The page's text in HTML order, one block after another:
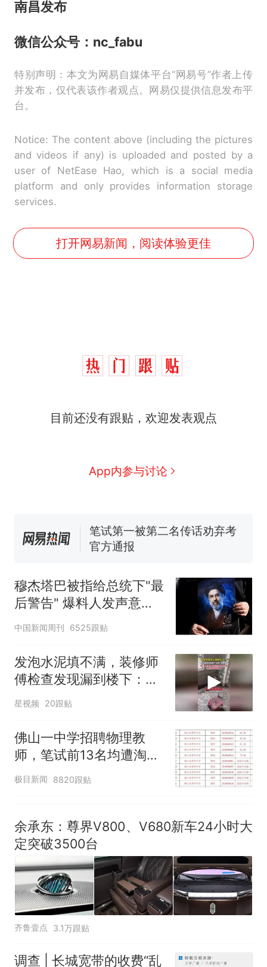
南昌发布
微信公众号：nc_fabu
特别声明：本文为网易自媒体平台“网易号”作者上传
并发布，仅代表该作者观点。网易仅提供信息发布平
台。
Notice: The content above (including the pictures
and videos if any) is uploaded and posted by a
user of NetEase Hao, which is a social media
platform and only provides information storage
services.
打开网易新闻，阅读体验更佳
目前还没有跟贴，欢迎发表观点
App内参与讨论
因老师一句“跟我回家”改写了
协会回应
台风"白海豚"中心附近最大风
力已达15级 最新研判
已叫停招聘，成立调查组全面
核查
笔试第一被第二名传话劝弃考
官方通报
43.98万起
热 那个在床头放菜刀的女孩，
因老师一句“跟我回家”改写了
人生
穆杰塔巴被指给总统下"最
后警告" 爆料人发声意味
深长
中国新闻周刊 6525跟贴
发泡水泥填不满，装修师
傅检查发现漏到楼下：出
风口未延伸到外墙
星视频 20跟贴
佛山一中学招聘物理教
师，笔试前13名均遭淘
汰？教育局：已叫停招
聘，成立调查组全面核查
极目新闻 8820跟贴
余承东：尊界V800、V680新车24小时大
定突破3500台
齐鲁壹点 3.1万跟贴
调查 | 长城宽带的收费“乱